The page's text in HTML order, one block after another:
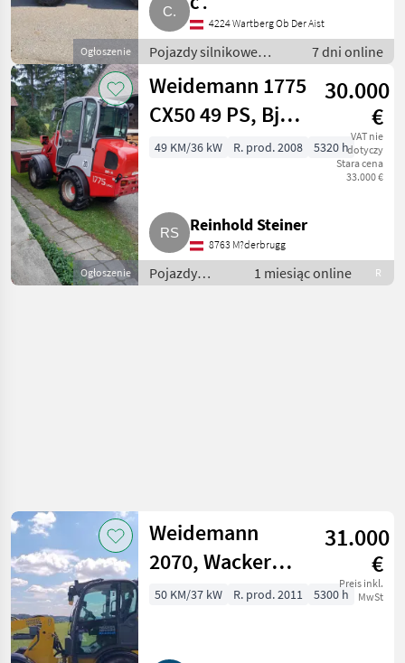
Ogłoszenie
4224 Wartberg Ob Der Aist
Pojazdy silnikowe
rolnicze / Ładowarki
rolnicze
7 dni online
Ogłoszenie
Weidemann 1775
CX50 49 PS, Bj.
2008, Preis
30.000
€
VAT nie
dotyczy
Stara cena
33.000 €
49 KM/36 kW R. prod. 2008 5320 h
Reinhold Steiner
8763 M?derbrugg
Pojazdy
silnikowe
1 miesiąc online R
Weidemann
2070, Wacker
Neuson WL 36
31.000
€
Preis inkl.
MwSt
50 KM/37 kW R. prod. 2011 5300 h